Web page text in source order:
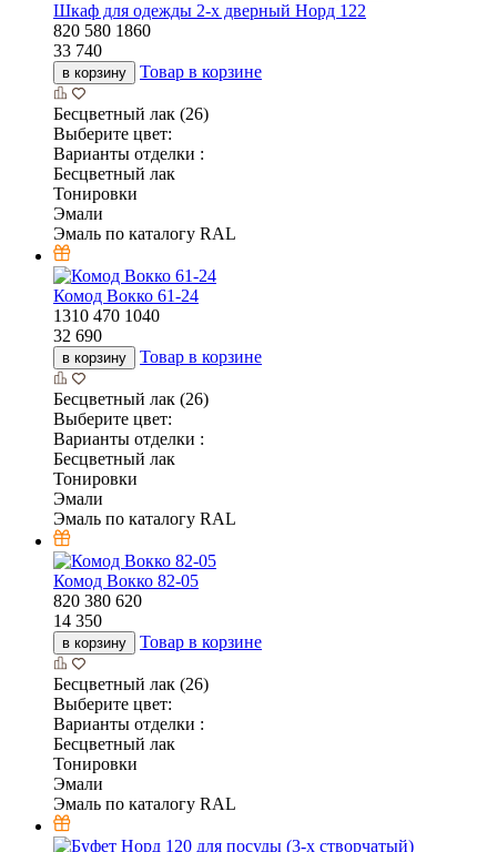
Шкаф для одежды 2-х дверный Норд 122
820 580 1860
33 740
в корзину Товар в корзине
Бесцветный лак (26)
Выберите цвет:
Варианты отделки :
Бесцветный лак
Тонировки
Эмали
Эмаль по каталогу RAL
Комод Вокко 61-24
1310 470 1040
32 690
в корзину Товар в корзине
Бесцветный лак (26)
Выберите цвет:
Варианты отделки :
Бесцветный лак
Тонировки
Эмали
Эмаль по каталогу RAL
Комод Вокко 82-05
820 380 620
14 350
в корзину Товар в корзине
Бесцветный лак (26)
Выберите цвет:
Варианты отделки :
Бесцветный лак
Тонировки
Эмали
Эмаль по каталогу RAL